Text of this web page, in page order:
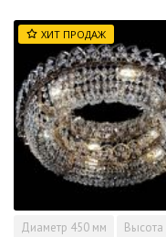
ХИТ ПРОДАЖ
Диаметр 450 мм Высота